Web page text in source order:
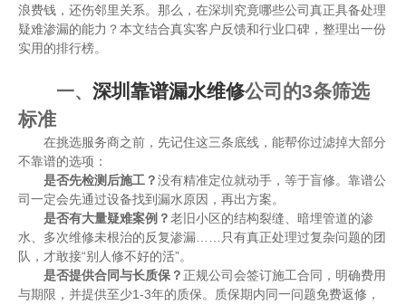
浪费钱，还伤邻里关系。那么，在深圳究竟哪些公司真正具备处理
疑难渗漏的能力？本文结合真实客户反馈和行业口碑，整理出一份
实用的排行榜。
一、 深圳靠谱漏水维修公司的3条筛选
标准
在挑选服务商之前，先记住这三条底线，能帮你过滤掉大部分
不靠谱的选项：
是否先检测后施工？没有精准定位就动手，等于盲修。靠谱公
司一定会先通过设备找到漏水原因，再出方案。
是否有大量疑难案例？老旧小区的结构裂缝、暗埋管道的渗
水、多次维修未根治的反复渗漏……只有真正处理过复杂问题的团
队，才敢接“别人修不好的活”。
是否提供合同与长质保？ 正规公司会签订施工合同，明确费用
与期限，并提供至少1-3年的质保。质保期内同一问题免费返修，